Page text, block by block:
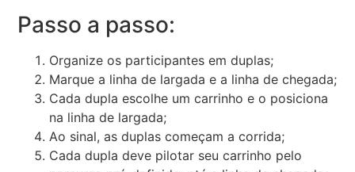
Passo a passo:
Organize os participantes em duplas;
Marque a linha de largada e a linha de chegada;
Cada dupla escolhe um carrinho e o posiciona
na linha de largada;
Ao sinal, as duplas começam a corrida;
Cada dupla deve pilotar seu carrinho pelo